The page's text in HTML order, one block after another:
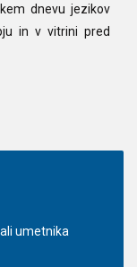
dnevu jezikov
in v vitrini pred
umetnika